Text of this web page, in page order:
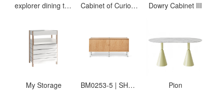
explorer dining table-220 Cabinet of Curiosity Dress Dowry Cabinet III
My Storage BM0253-5 | SHELVING SYSTEM Pion